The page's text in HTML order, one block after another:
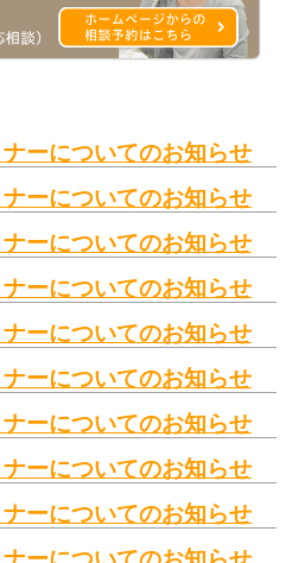
ーについてのお知らせ
ーについてのお知らせ
ーについてのお知らせ
ーについてのお知らせ
ーについてのお知らせ
ーについてのお知らせ
ーについてのお知らせ
ーについてのお知らせ
ーについてのお知らせ